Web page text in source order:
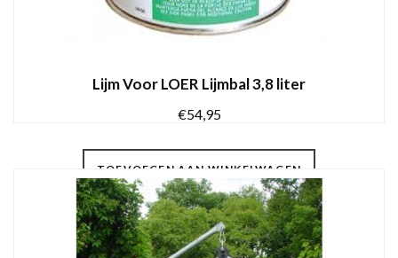
Lijm Voor LOER Lijmbal 3,8 liter
€54,95
TOEVOEGEN AAN WINKELWAGEN